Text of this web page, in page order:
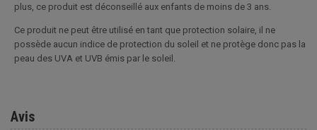
plus, ce produit est déconseillé aux enfants de moins de 3 ans.
Ce produit ne peut être utilisé en tant que protection solaire, il ne
possède aucun indice de protection du soleil et ne protège donc pas la
peau des UVA et UVB émis par le soleil.
Avis